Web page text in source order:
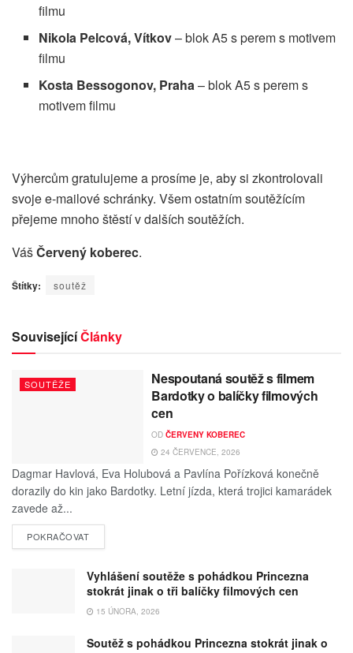
filmu
Nikola Pelcová, Vítkov– blok A5 s perem s motivem
filmu
Kosta Bessogonov, Praha– blok A5 s perem s
motivem filmu
Výhercům gratulujeme a prosíme je, aby si zkontrolovali
svoje e-mailové schránky. Všem ostatním soutěžícím
přejeme mnoho štěstí v dalších soutěžích.
VášČervený koberec.
Štítky: soutěž
SouvisejícíČlánky
SOUTĚŽE
Nespoutaná soutěž s filmem
Bardotky o balíčky filmových
cen
OD ČERVENY KOBEREC
24 ČERVENCE, 2026
Dagmar Havlová, Eva Holubová a Pavlína Pořízková konečně
dorazily do kin jako Bardotky. Letní jízda, která trojici kamarádek
zavede až...
POKRAČOVAT
Vyhlášení soutěže s pohádkou Princezna
stokrát jinak o tři balíčky filmových cen
15 ÚNORA, 2026
Soutěž s pohádkou Princezna stokrát jinak o